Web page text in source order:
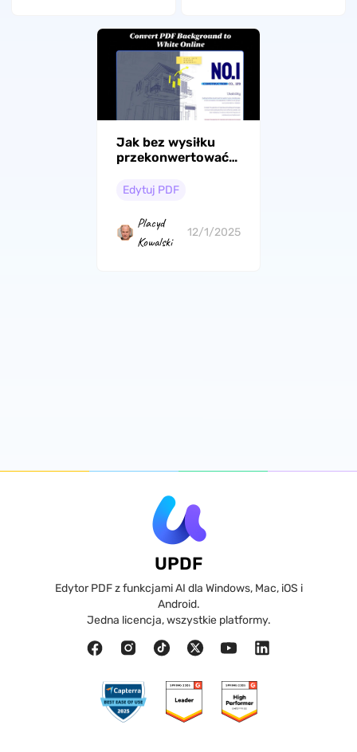
Jak bez wysiłku
przekonwertować
Edytuj PDF
Placyd
Kowalski
12/1/2025
UPDF
Edytor PDF z funkcjami AI dla Windows, Mac, iOS i
Android.
Jedna licencja, wszystkie platformy.